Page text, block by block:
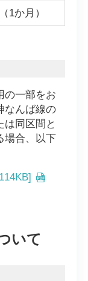
1か月）
の一部をお
なんば線の
は同区間と
場合、以下
いて